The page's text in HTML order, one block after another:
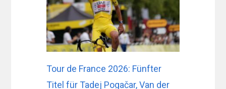
Tour de France 2026: Fünfter
Titel für Tadej Pogačar, Van der